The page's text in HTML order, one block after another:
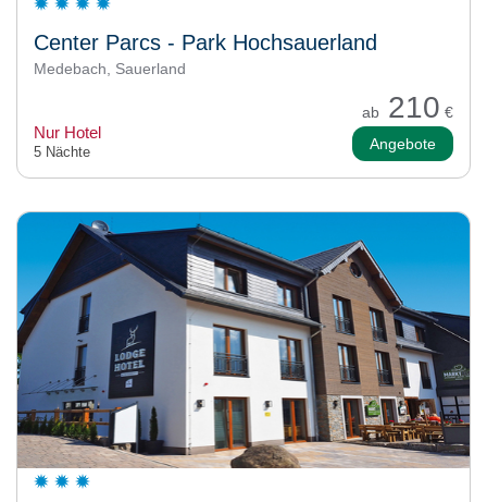
Center Parcs - Park Hochsauerland
Medebach, Sauerland
ab 210 €
Nur Hotel
5 Nächte Angebote